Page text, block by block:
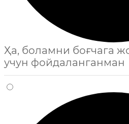
Ҳа, боламни боғчага
учун фойдаланганман